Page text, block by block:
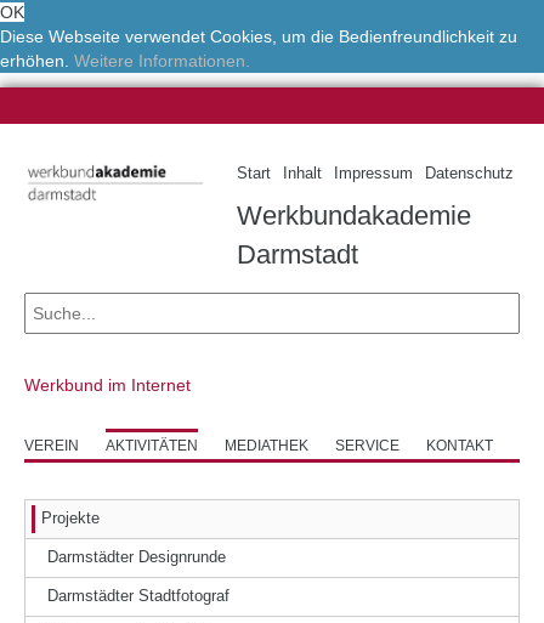
OK
Diese Webseite verwendet Cookies, um die Bedienfreundlichkeit zu
erhöhen. Weitere Informationen.
Start Inhalt Impressum Datenschutz
Werkbundakademie
Darmstadt
Werkbund im Internet
VEREIN AKTIVITÄTEN MEDIATHEK SERVICE KONTAKT
Projekte
Darmstädter Designrunde
Darmstädter Stadtfotograf